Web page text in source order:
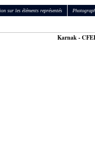
sur les éléments représentés